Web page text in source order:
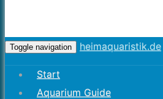
Toggle navigation heimaquaristik.de
Start
Aquarium Guide